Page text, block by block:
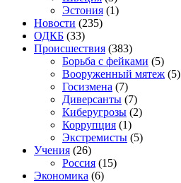
Эстония (1)
Новости (235)
ОДКБ (33)
Происшествия (383)
Борьба с фейками (5)
Вооруженный мятеж (5)
Госизмена (7)
Диверсанты (7)
Киберугрозы (2)
Коррупция (1)
Экстремисты (5)
Учения (26)
Россия (15)
Экономика (6)